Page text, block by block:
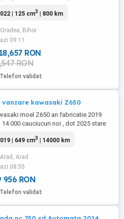
de ulei făcut după
800, Motocicleta este în garanție
la limita a 200.000 km. Nu prezintă
o zgârieturi,motocicleta este
...
| 125 cm3 | 800 km
Oradea, Bihor
azi 09:11
18,657 RON
RON
Telefon validat
vanzare kawasaki Z650
moel Z650 an fabricatie 2019
14.000 cauciucuri noi , dot 2025 stare
si placute noi RAR efectuat in
| 649 cm3 | 14000 km
Arad, Arad
azi 08:55
956 RON
Telefon validat